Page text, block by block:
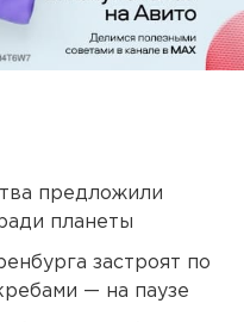
предложили
планеты
застроят по
— на паузе